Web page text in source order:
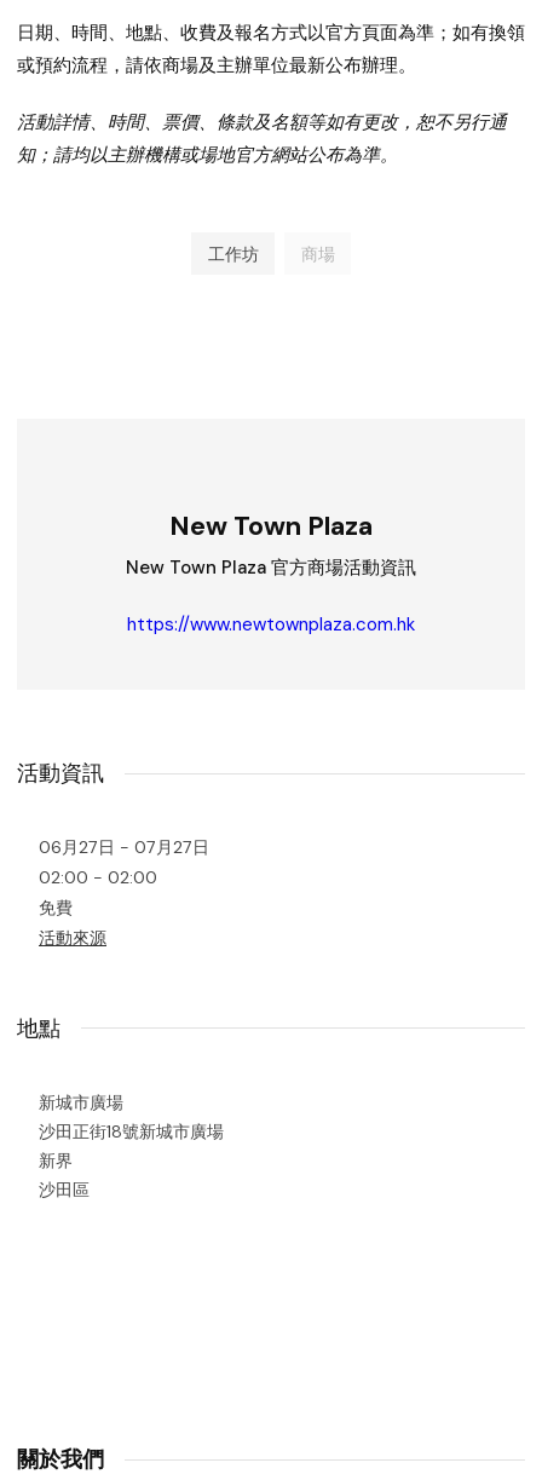
日期、時間、地點、收費及報名方式以官方頁面為準；如有換領
或預約流程，請依商場及主辦單位最新公布辦理。
活動詳情、時間、票價、條款及名額等如有更改，恕不另行通
知；請均以主辦機構或場地官方網站公布為準。
工作坊 商場
New Town Plaza
New Town Plaza 官方商場活動資訊
https://www.newtownplaza.com.hk
活動資訊
06月27日 - 07月27日
02:00 - 02:00
免費
活動來源
地點
新城市廣場
沙田正街18號新城市廣場
新界
沙田區
關於我們